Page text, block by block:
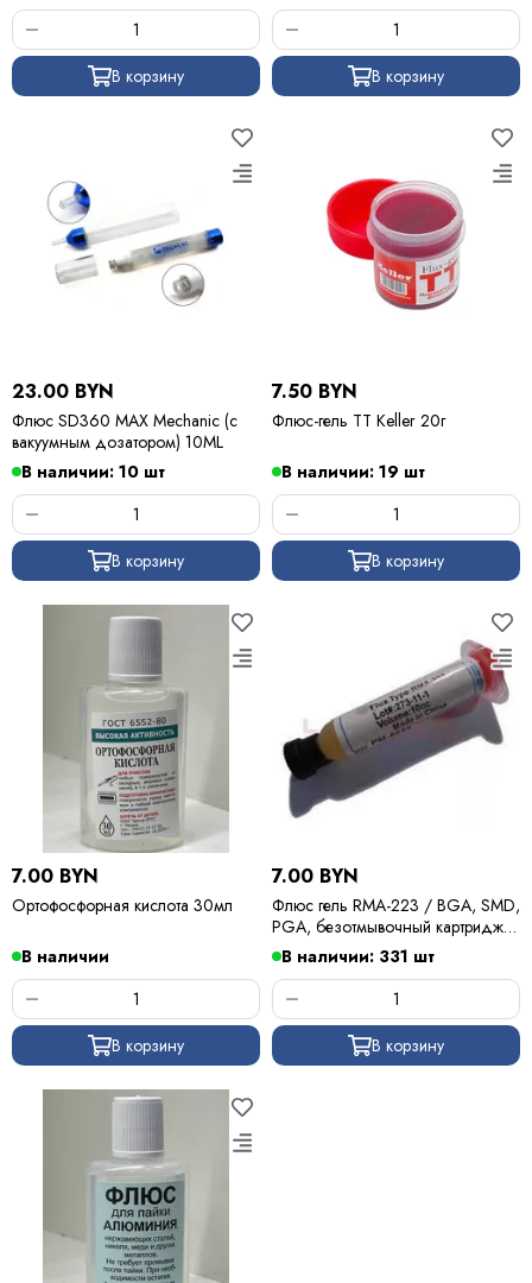
В корзину В корзину
23.00 BYN
Флюс SD360 MAX Mechanic (c
вакуумным дозатором) 10ML
В наличии: 10 шт
В корзину
7.50 BYN
Флюс-гель TT Keller 20г
В наличии: 19 шт
В корзину
7.00 BYN
Ортофосфорная кислота 30мл
В наличии
В корзину
7.00 BYN
Флюс гель RMA-223 / BGA, SMD,
PGA, безотмывочный картридж
10 мл
В наличии: 331 шт
В корзину